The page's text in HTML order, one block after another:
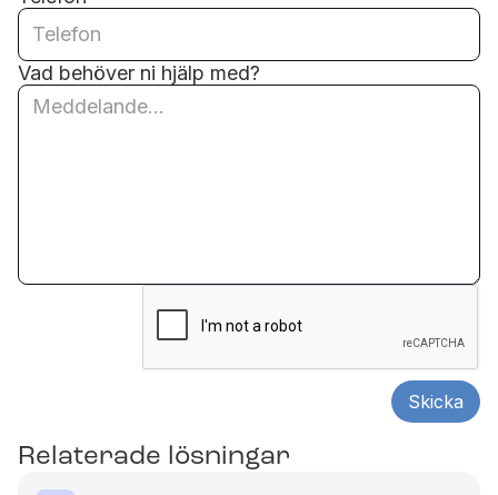
Vad behöver ni hjälp med?
Relaterade lösningar